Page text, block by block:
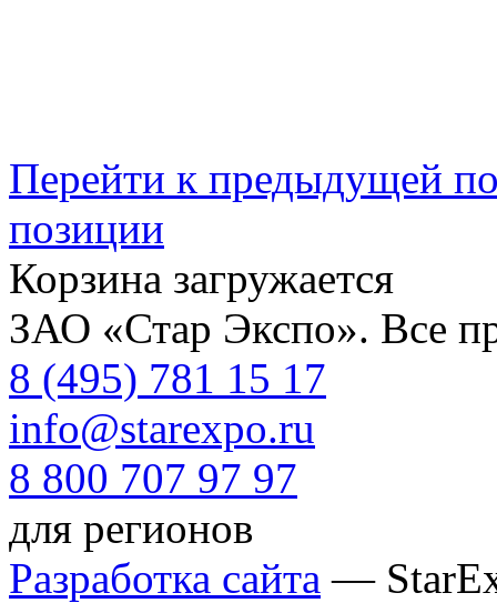
Перейти к предыдущей
позиции
Корзина загружается
ЗАО «Стар Экспо». Все
8 (495) 781 15 17
info@starexpo.ru
8 800 707 97 97
для регионов
Разработка сайта —